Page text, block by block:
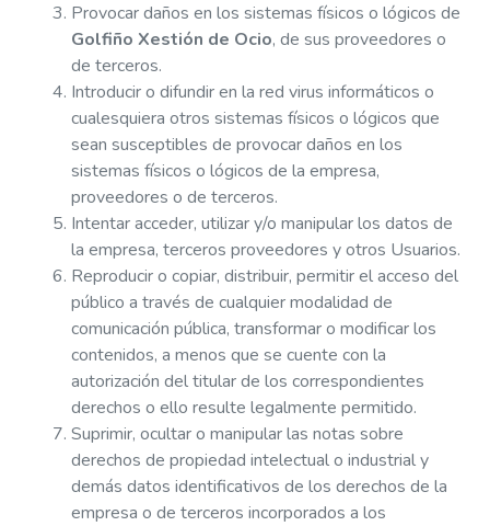
Provocar daños en los sistemas físicos o lógicos de
Golfiño Xestión de Ocio, de sus proveedores o
de terceros.
Introducir o difundir en la red virus informáticos o
cualesquiera otros sistemas físicos o lógicos que
sean susceptibles de provocar daños en los
sistemas físicos o lógicos de la empresa,
proveedores o de terceros.
Intentar acceder, utilizar y/o manipular los datos de
la empresa, terceros proveedores y otros Usuarios.
Reproducir o copiar, distribuir, permitir el acceso del
público a través de cualquier modalidad de
comunicación pública, transformar o modificar los
contenidos, a menos que se cuente con la
autorización del titular de los correspondientes
derechos o ello resulte legalmente permitido.
Suprimir, ocultar o manipular las notas sobre
derechos de propiedad intelectual o industrial y
demás datos identificativos de los derechos de la
empresa o de terceros incorporados a los